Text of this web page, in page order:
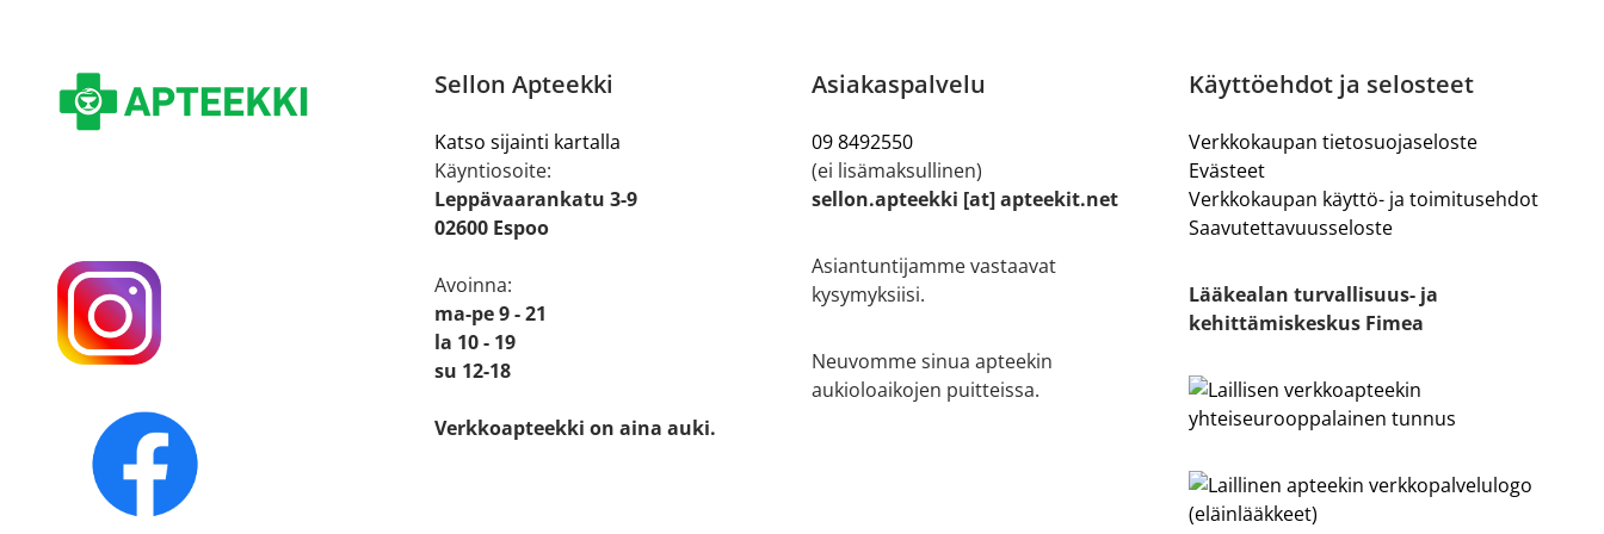
Sellon Apteekki
Katso sijainti kartalla
Käyntiosoite:
Leppävaarankatu 3-9
02600 Espoo
Avoinna:
ma-pe 9 - 21
la 10 - 19
su 12-18
Verkkoapteekki on aina auki.
Asiakaspalvelu
09 8492550
(ei lisämaksullinen)
sellon.apteekki [at] apteekit.net
Asiantuntijamme vastaavat
kysymyksiisi.
Neuvomme sinua apteekin
aukioloaikojen puitteissa.
Käyttöehdot ja selosteet
Verkkokaupan tietosuojaseloste
Evästeet
Verkkokaupan käyttö- ja toimitusehdot
Saavutettavuusseloste
Lääkealan turvallisuus- ja
kehittämiskeskus Fimea